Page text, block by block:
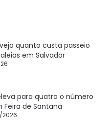
quanto custa passeio
em Salvador
para quatro o número
Feira de Santana